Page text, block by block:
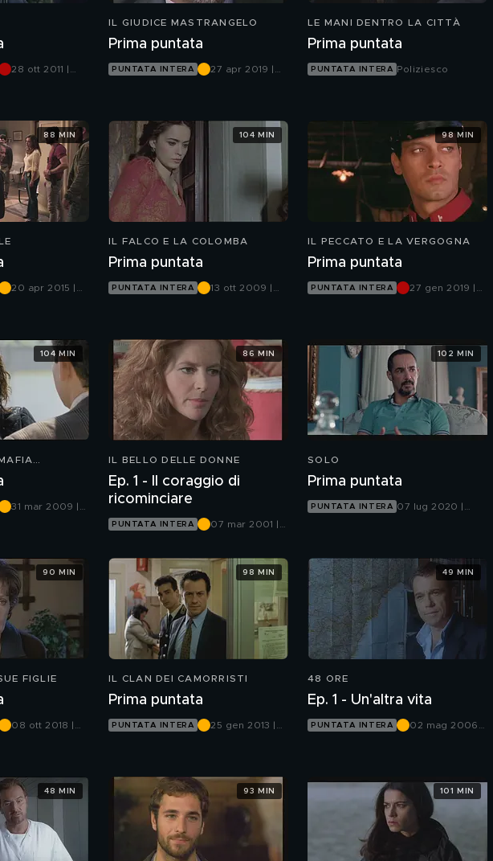
28 ott 2011 |
IL GIUDICE MASTRANGELO
Prima puntata
PUNTATA INTERA
27 apr 2019 |
LE MANI DENTRO LA CITTÀ
Prima puntata
PUNTATA INTERA Poliziesco
20 apr 2015 |
88 MIN
IL FALCO E LA COLOMBA
Prima puntata
PUNTATA INTERA
13 ott 2009 |
104 MIN
IL PECCATO E LA VERGOGNA
Prima puntata
PUNTATA INTERA
27 gen 2019 |
98 MIN
31 mar 2009 |
104 MIN
IL BELLO DELLE DONNE
Ep. 1 - Il coraggio di
ricominciare
PUNTATA INTERA
07 mar 2001 |
86 MIN
SOLO
Prima puntata
PUNTATA INTERA 07 lug 2020 |
102 MIN
FIGLIE
08 ott 2018 |
90 MIN
IL CLAN DEI CAMORRISTI
Prima puntata
PUNTATA INTERA
25 gen 2013 |
98 MIN
48 ORE
Ep. 1 - Un'altra vita
PUNTATA INTERA
02 mag 2006 |
49 MIN
48 MIN 93 MIN 101 MIN